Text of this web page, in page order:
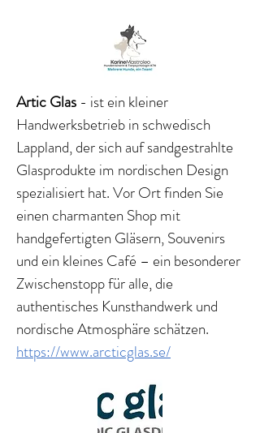
Artic Glas - ist ein kleiner
Handwerksbetrieb in schwedisch
Lappland, der sich auf sandgestrahlte
Glasprodukte im nordischen Design
spezialisiert hat. Vor Ort finden Sie
einen charmanten Shop mit
handgefertigten Gläsern, Souvenirs
und ein kleines Café – ein besonderer
Zwischenstopp für alle, die
authentisches Kunsthandwerk und
nordische Atmosphäre schätzen.
https://www.arcticglas.se/